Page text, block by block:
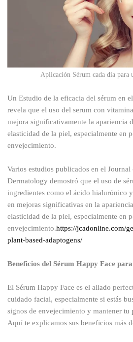
Aplicación Sérum cada día para
Un Estudio de la eficacia del sérum en
revela que el uso del serum con
mejora significativamente la apariencia
elasticidad de la piel, especialmente en
envejecimiento.
Varios estudios publicados en el
Dermatology demostró que el uso de
ingredientes como el ácido hialurónico
en mejoras significativas en la
elasticidad de la piel, especialmente en
envejecimiento.https://jcadonline.com/
plant-based-adaptogens/
Beneficios del Sérum Happy Face
El Sérum Happy Face es el aliado
cuidado facial, especialmente si estás
signos de envejecimiento y mantener tu
Aquí te explicamos sus beneficios más